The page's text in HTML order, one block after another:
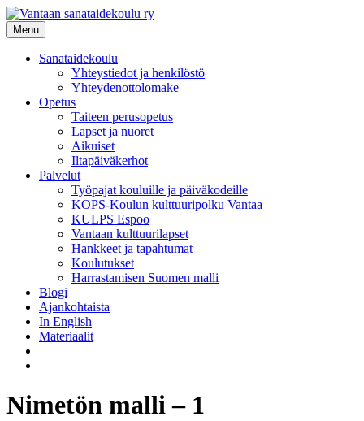
Siirry
sisältöön
Menu
Sanataidekoulu
Yhteystiedot ja henkilöstö
Yhteydenottolomake
Opetus
Taiteen perusopetus
Lapset ja nuoret
Aikuiset
Iltapäiväkerhot
Palvelut
Työpajat kouluille ja päiväkodeille
KOPS-Koulun kulttuuripolku Vantaa
KULPS Espoo
Vantaan kulttuurilapset
Hankkeet ja tapahtumat
Koulutukset
Harrastamisen Suomen malli
Blogi
Ajankohtaista
In English
Materiaalit
Nimetön malli – 1